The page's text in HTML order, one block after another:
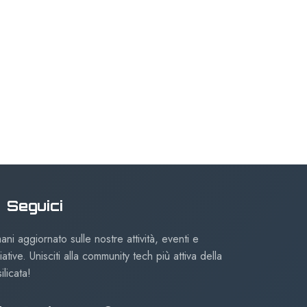
Seguici
aggiornato sulle nostre attività, eventi e
Unisciti alla community tech più attiva della